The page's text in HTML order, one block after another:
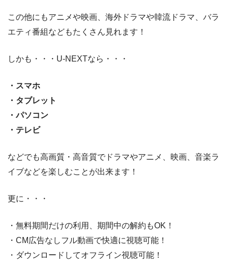
この他にもアニメや映画、海外ドラマや韓流ドラマ、バラ
エティ番組などもたくさん見れます！
しかも・・・U-NEXTなら・・・
・スマホ
・タブレット
・パソコン
・テレビ
などでも高画質・高音質でドラマやアニメ、映画、音楽ラ
イブなどを楽しむことが出来ます！
更に・・・
・無料期間だけの利用、期間中の解約もOK！
・CM広告なしフル動画で快適に視聴可能！
・ダウンロードしてオフライン視聴可能！